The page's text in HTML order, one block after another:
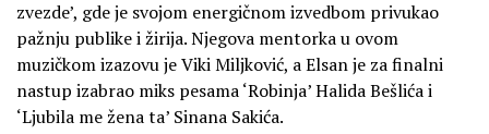
zvezde’, gde je svojom energičnom izvedbom privukao
pažnju publike i žirija. Njegova mentorka u ovom
muzičkom izazovu je Viki Miljković, a Elsan je za finalni
nastup izabrao miks pesama ‘Robinja’ Halida Bešlića i
‘Ljubila me žena ta’ Sinana Sakića.